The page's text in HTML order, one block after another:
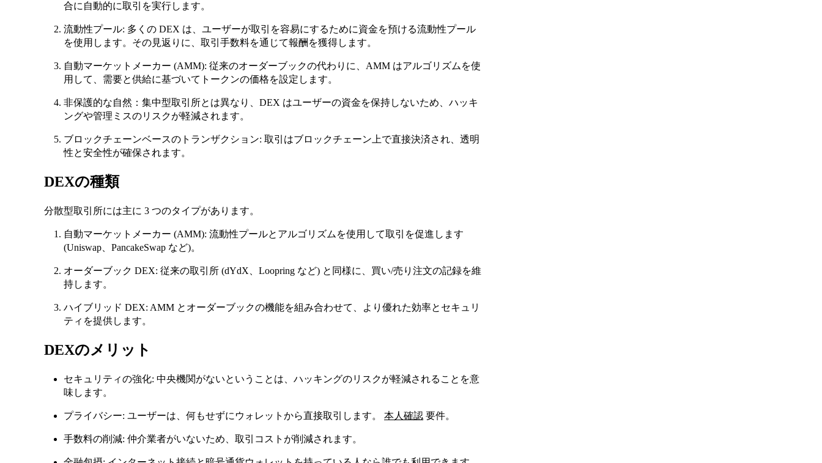
合に自動的に取引を実行します。
流動性プール: 多くの DEX は、ユーザーが取引を容易にするために資金を預ける流動性プール
を使用します。その見返りに、取引手数料を通じて報酬を獲得します。
自動マーケットメーカー (AMM): 従来のオーダーブックの代わりに、AMM はアルゴリズムを使
用して、需要と供給に基づいてトークンの価格を設定します。
非保護的な自然：集中型取引所とは異なり、DEX はユーザーの資金を保持しないため、ハッキ
ングや管理ミスのリスクが軽減されます。
ブロックチェーンベースのトランザクション: 取引はブロックチェーン上で直接決済され、透明
性と安全性が確保されます。
DEXの種類
分散型取引所には主に 3 つのタイプがあります。
自動マーケットメーカー (AMM): 流動性プールとアルゴリズムを使用して取引を促進します
(Uniswap、PancakeSwap など)。
オーダーブック DEX: 従来の取引所 (dYdX、Loopring など) と同様に、買い/売り注文の記録を維
持します。
ハイブリッド DEX: AMM とオーダーブックの機能を組み合わせて、より優れた効率とセキュリ
ティを提供します。
DEXのメリット
セキュリティの強化: 中央機関がないということは、ハッキングのリスクが軽減されることを意
味します。
プライバシー: ユーザーは、何もせずにウォレットから直接取引します。 本人確認 要件。
手数料の削減: 仲介業者がいないため、取引コストが削減されます。